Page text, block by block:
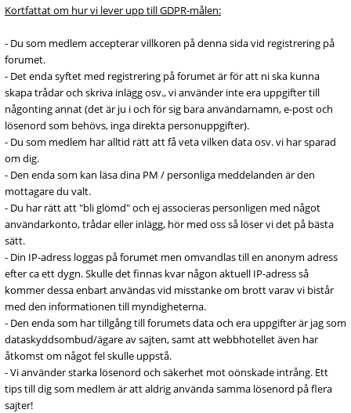
Kortfattat om hur vi lever upp till GDPR-målen:
- Du som medlem accepterar villkoren på denna sida vid registrering på
forumet.
- Det enda syftet med registrering på forumet är för att ni ska kunna
skapa trådar och skriva inlägg osv., vi använder inte era uppgifter till
någonting annat (det är ju i och för sig bara användarnamn, e-post och
lösenord som behövs, inga direkta personuppgifter).
- Du som medlem har alltid rätt att få veta vilken data osv. vi har sparad
om dig.
- Den enda som kan läsa dina PM / personliga meddelanden är den
mottagare du valt.
- Du har rätt att "bli glömd" och ej associeras personligen med något
användarkonto, trådar eller inlägg, hör med oss så löser vi det på bästa
sätt.
- Din IP-adress loggas på forumet men omvandlas till en anonym adress
efter ca ett dygn. Skulle det finnas kvar någon aktuell IP-adress så
kommer dessa enbart användas vid misstanke om brott varav vi bistår
med den informationen till myndigheterna.
- Den enda som har tillgång till forumets data och era uppgifter är jag som
dataskyddsombud/ägare av sajten, samt att webbhotellet även har
åtkomst om något fel skulle uppstå.
- Vi använder starka lösenord och säkerhet mot oönskade intrång. Ett
tips till dig som medlem är att aldrig använda samma lösenord på flera
sajter!